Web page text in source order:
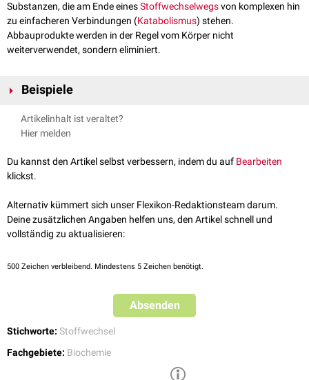
Substanzen, die am Ende einesStoffwechselwegsvon komplexen hin
zu einfacheren Verbindungen (Katabolismus) stehen.
Abbauprodukte werden in der Regel vom Körper nicht
weiterverwendet, sondern eliminiert.
Beispiele
Harnsäure : Abbauprodukt des
Harnstoff : Abbauprodukt des
Artikelinhalt ist veraltet?
Hier melden
Du kannst den Artikel selbst verbessern, indem du auf Bearbeiten
klickst.
Alternativ kümmert sich unser Flexikon-Redaktionsteam darum.
Deine zusätzlichen Angaben helfen uns, den Artikel schnell und
vollständig zu aktualisieren:
500 Zeichen verbleibend. Mindestens 5 Zeichen benötigt.
Absenden
Stichworte: Stoffwechsel
Fachgebiete: Biochemie